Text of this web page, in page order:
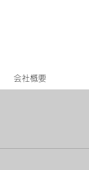
会社概要